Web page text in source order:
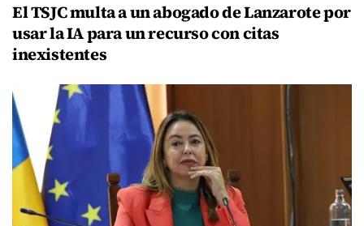
El TSJC multa a un abogado de Lanzarote por
usar la IA para un recurso con citas
inexistentes